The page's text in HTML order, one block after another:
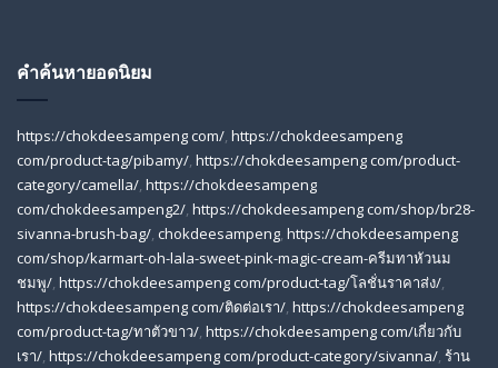
คำค้นหายอดนิยม
https://chokdeesampeng com/, https://chokdeesampeng
com/product-tag/pibamy/, https://chokdeesampeng com/product-
category/camella/, https://chokdeesampeng
com/chokdeesampeng2/, https://chokdeesampeng com/shop/br28-
sivanna-brush-bag/, chokdeesampeng, https://chokdeesampeng
com/shop/karmart-oh-lala-sweet-pink-magic-cream-ครีมทาหัวนม
ชมพู/, https://chokdeesampeng com/product-tag/โลชั่นราคาส่ง/,
https://chokdeesampeng com/ติดต่อเรา/, https://chokdeesampeng
com/product-tag/ทาตัวขาว/, https://chokdeesampeng com/เกี่ยวกับ
เรา/, https://chokdeesampeng com/product-category/sivanna/, ร้าน